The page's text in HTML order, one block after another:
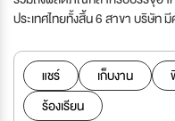
แชร์ เก็บงาน
ร้องเรียน